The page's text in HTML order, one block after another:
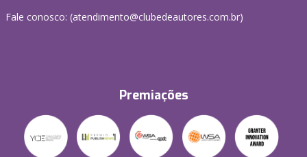
Fale conosco: (atendimento@clubedeautores.com.br)
Premiações